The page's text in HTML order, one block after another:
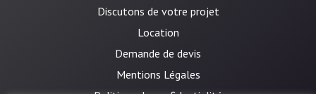
Discutons de votre projet
Location
Demande de devis
Mentions Légales